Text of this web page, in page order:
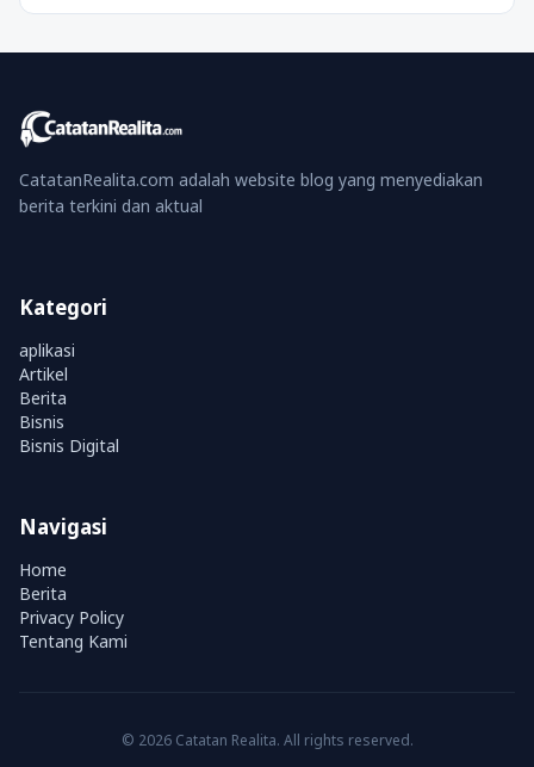
CatatanRealita.com adalah website blog yang menyediakan
berita terkini dan aktual
Kategori
aplikasi
Artikel
Berita
Bisnis
Bisnis Digital
Navigasi
Home
Berita
Privacy Policy
Tentang Kami
© 2026 Catatan Realita. All rights reserved.